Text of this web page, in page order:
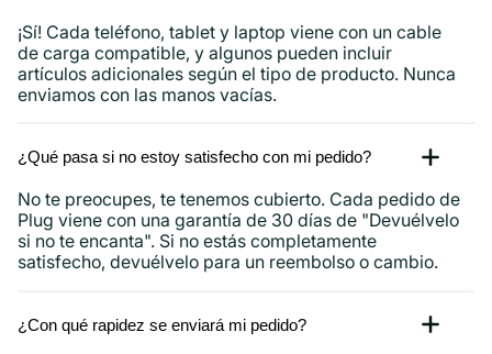
¡Sí! Cada teléfono, tablet y laptop viene con un cable
de carga compatible, y algunos pueden incluir
artículos adicionales según el tipo de producto. Nunca
enviamos con las manos vacías.
¿Qué pasa si no estoy satisfecho con mi pedido?
No te preocupes, te tenemos cubierto. Cada pedido de
Plug viene con una garantía de 30 días de "Devuélvelo
si no te encanta". Si no estás completamente
satisfecho, devuélvelo para un reembolso o cambio.
¿Con qué rapidez se enviará mi pedido?